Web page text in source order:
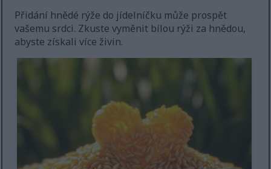
Přidání hnědé rýže do jídelníčku může prospět
vašemu srdci. Zkuste vyměnit bílou rýži za hnědou,
abyste získali více živin.